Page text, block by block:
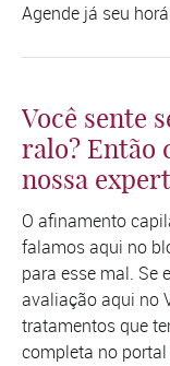
Agende já seu
Você sente
ralo? Então
nossa
O afinamento
falamos aqui no
para esse mal. Se
avaliação aqui no
tratamentos que
completa no portal